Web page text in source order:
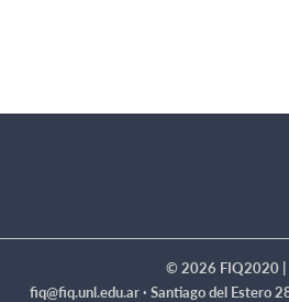
© 2026 FIQ2020 |
fiq@fiq.unl.edu.ar · Santiago del Estero